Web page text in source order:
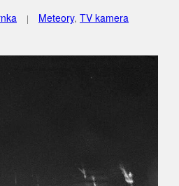
Meteory, TV kamera